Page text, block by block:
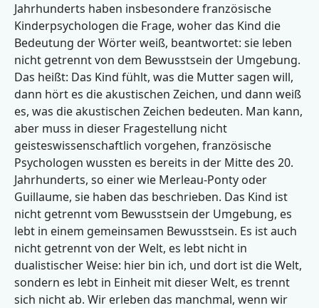
Jahrhunderts haben insbesondere französische
Kinderpsychologen die Frage, woher das Kind die
Bedeutung der Wörter weiß, beantwortet: sie leben
nicht getrennt von dem Bewusstsein der Umgebung.
Das heißt: Das Kind fühlt, was die Mutter sagen will,
dann hört es die akustischen Zeichen, und dann weiß
es, was die akustischen Zeichen bedeuten. Man kann,
aber muss in dieser Fragestellung nicht
geisteswissenschaftlich vorgehen, französische
Psychologen wussten es bereits in der Mitte des 20.
Jahrhunderts, so einer wie Merleau-Ponty oder
Guillaume, sie haben das beschrieben. Das Kind ist
nicht getrennt vom Bewusstsein der Umgebung, es
lebt in einem gemeinsamen Bewusstsein. Es ist auch
nicht getrennt von der Welt, es lebt nicht in
dualistischer Weise: hier bin ich, und dort ist die Welt,
sondern es lebt in Einheit mit dieser Welt, es trennt
sich nicht ab. Wir erleben das manchmal, wenn wir